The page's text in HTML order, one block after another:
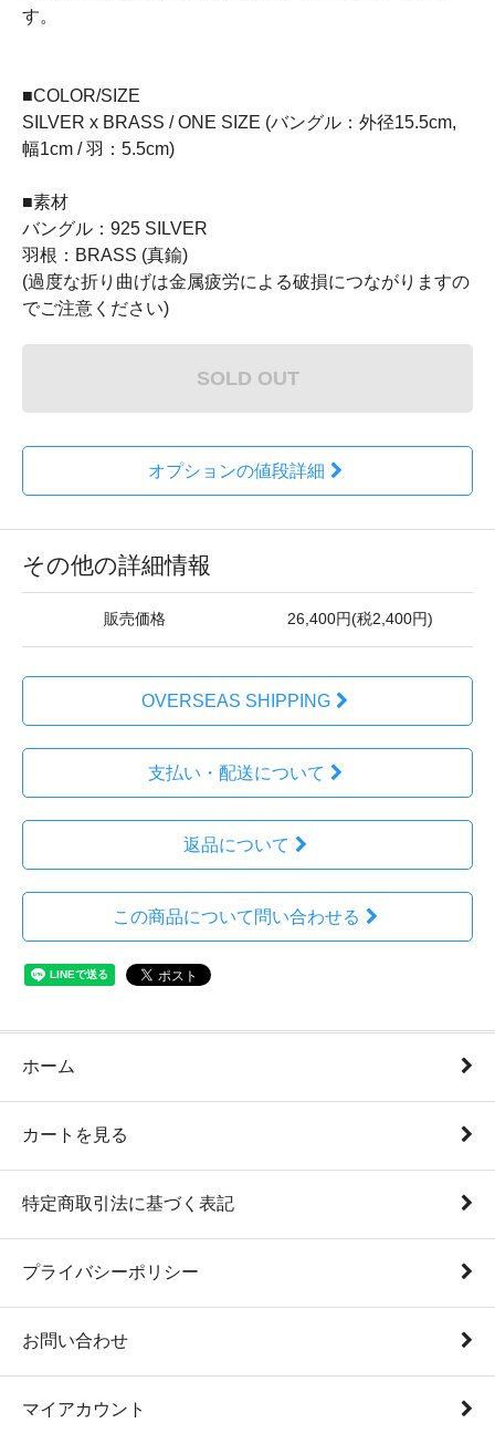
す。
■COLOR/SIZE
SILVER x BRASS / ONE SIZE (バングル：外径15.5cm,
幅1cm / 羽：5.5cm)
■素材
バングル：925 SILVER
羽根：BRASS (真鍮)
(過度な折り曲げは金属疲労による破損につながりますの
でご注意ください)
SOLD OUT
オプションの値段詳細
その他の詳細情報
販売価格 26,400円(税2,400円)
OVERSEAS SHIPPING
支払い・配送について
返品について
この商品について問い合わせる
ホーム
カートを見る
特定商取引法に基づく表記
プライバシーポリシー
お問い合わせ
マイアカウント